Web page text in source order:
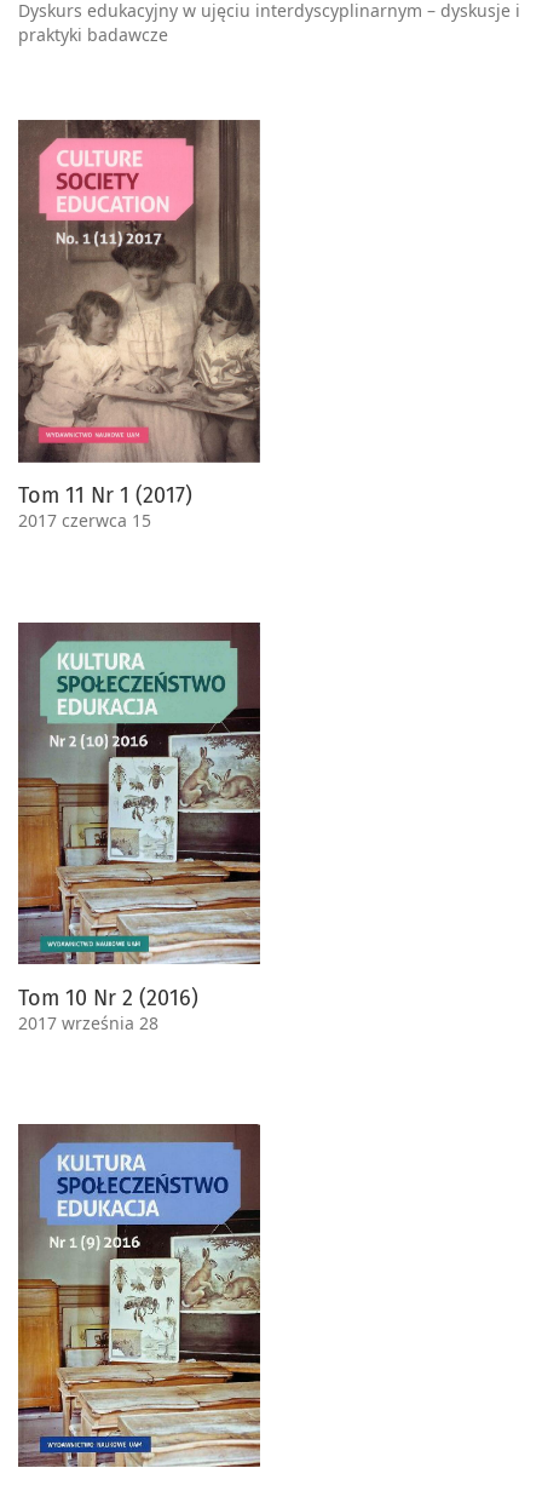
Dyskurs edukacyjny w ujęciu interdyscyplinarnym – dyskusje i
praktyki badawcze
Tom 11 Nr 1 (2017)
2017 czerwca 15
Tom 10 Nr 2 (2016)
2017 września 28